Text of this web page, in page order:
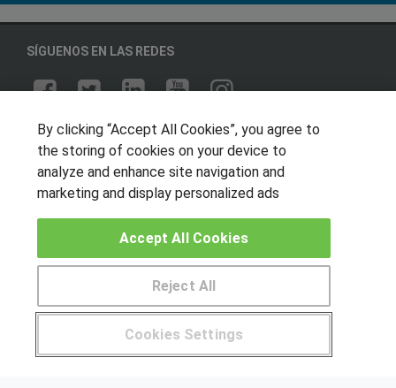
Pide más información al centro
SÍGUENOS EN LAS REDES
OTROS GRUPOS DE INTERES
Muro de los idiomas
Hablemos de empleo
Locos por las becas
CENTROS DE FORMACIÓN
By clicking “Accept All Cookies”, you agree to
the storing of cookies on your device to
analyze and enhance site navigation and
marketing and display personalized ads
Cookies Settings
Reject All
Accept All Cookies